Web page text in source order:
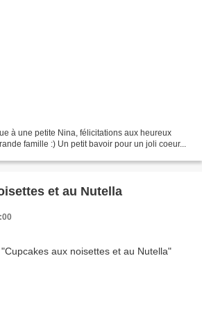
à une petite Nina, félicitations aux heureux
famille :) Un petit bavoir pour un joli coeur...
et au Nutella